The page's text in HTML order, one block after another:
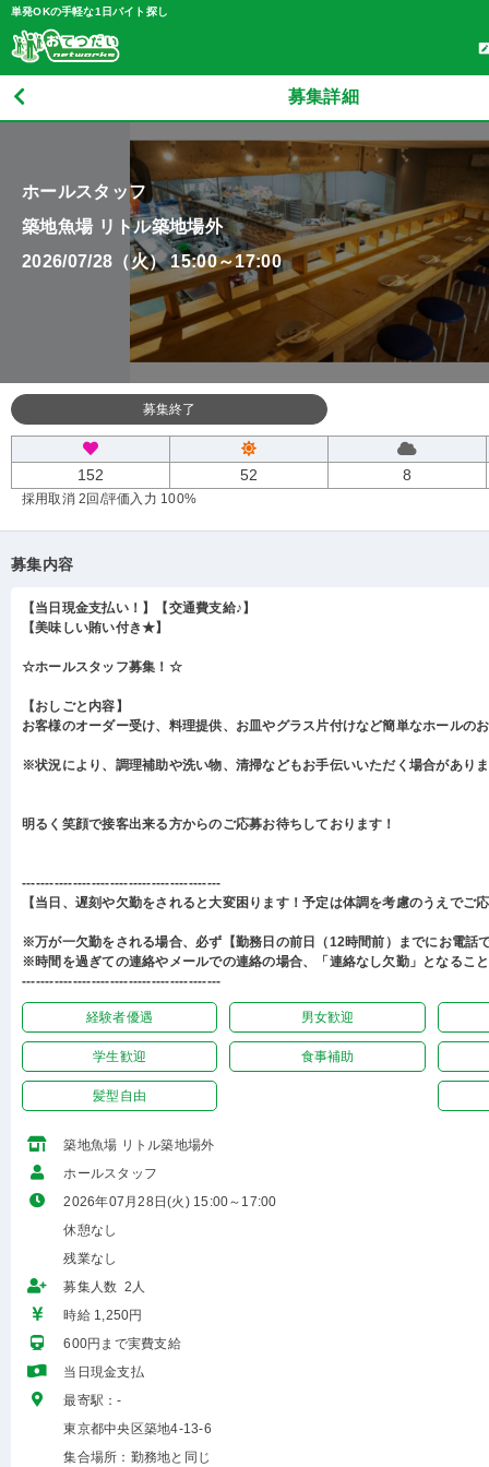
単発OKの手軽な1日バイト探し
募集詳細
ホールスタッフ
築地魚場 リトル築地場外
2026/07/28（火） 15:00～17:00
募集終了
152 52 8
採用取消 2回 /評価入力 100%
募集内容
【当日現金支払い！】【交通費支給♪】
【美味しい賄い付き★】
☆ホールスタッフ募集！☆
【おしごと内容】
お客様のオーダー受け、料理提供、お皿やグラス片付けなど簡単なホールの
※状況により、調理補助や洗い物、清掃などもお手伝いいただく場合があり
明るく笑顔で接客出来る方からのご応募お待ちしております！
-------------------------------------------
【当日、遅刻や欠勤をされると大変困ります！予定は体調を考慮のうえでご
※万が一欠勤をされる場合、必ず【勤務日の前日（12時間前）までにお電話
※時間を過ぎての連絡やメールでの連絡の場合、「連絡なし欠勤」となるこ
-------------------------------------------
経験者優遇 男女歓迎
学生歓迎 食事補助
髪型自由
築地魚場 リトル築地場外
ホールスタッフ
2026年07月28日(火) 15:00～17:00
休憩なし
残業なし
募集人数 2人
時給 1,250円
600円まで実費支給
当日現金支払
最寄駅：-
東京都中央区築地4-13-6
集合場所：勤務地と同じ